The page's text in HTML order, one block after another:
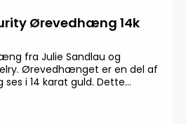
Ørevedhæng 14k
fra Julie Sandlau og
Ørevedhænget er en del af
i 14 karat guld. Dette
ct. Top Wesselton
SÆLGES ENKELTVIS.